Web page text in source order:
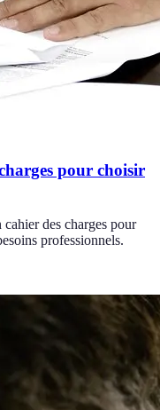
pour choisir
des charges pour
professionnels.